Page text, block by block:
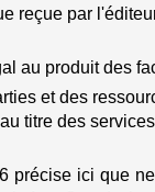
reçue par
au produit des
et des
titre des
précise ici que